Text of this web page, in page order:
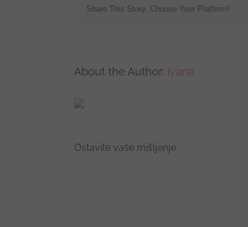
Share This Story, Choose Your Platform!
About the Author: Ivana
Ostavite vaše mišljenje